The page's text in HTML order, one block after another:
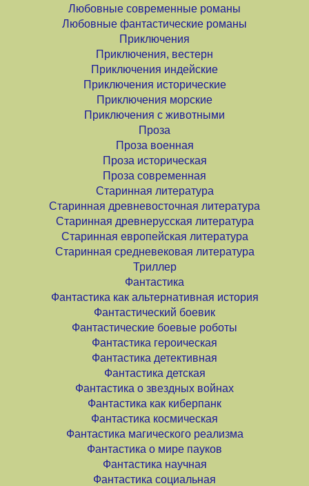
Любовные современные романы
Любовные фантастические романы
Приключения
Приключения, вестерн
Приключения индейские
Приключения исторические
Приключения морские
Приключения с животными
Проза
Проза военная
Проза историческая
Проза современная
Старинная литература
Старинная древневосточная литература
Старинная древнерусская литература
Старинная европейская литература
Старинная средневековая литература
Триллер
Фантастика
Фантастика как альтернативная история
Фантастический боевик
Фантастические боевые роботы
Фантастика героическая
Фантастика детективная
Фантастика детская
Фантастика о звездных войнах
Фантастика как киберпанк
Фантастика космическая
Фантастика магического реализма
Фантастика о мире пауков
Фантастика научная
Фантастика социальная